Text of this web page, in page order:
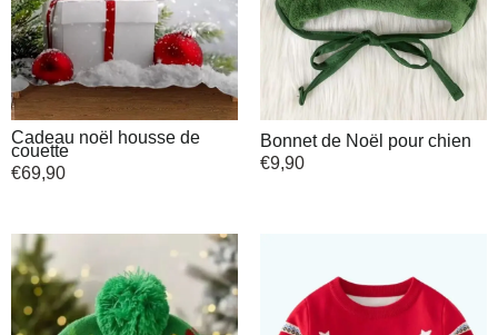
Cadeau noël housse de
couette
€69,90
Bonnet de Noël pour chien
€9,90